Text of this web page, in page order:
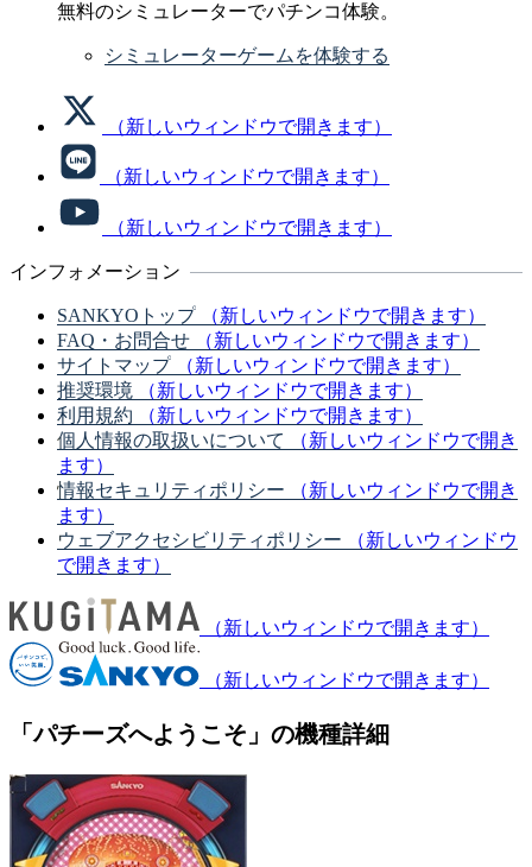
無料のシミュレーターでパチンコ体験。
シミュレーターゲームを体験する
（新しいウィンドウで開きます）
（新しいウィンドウで開きます）
（新しいウィンドウで開きます）
インフォメーション
SANKYOトップ
（新しいウィンドウで開きます）
FAQ・お問合せ
（新しいウィンドウで開きます）
サイトマップ
（新しいウィンドウで開きます）
推奨環境
（新しいウィンドウで開きます）
利用規約
（新しいウィンドウで開きます）
個人情報の取扱いについて
（新しいウィンドウで開き
ます）
情報セキュリティポリシー
（新しいウィンドウで開き
ます）
ウェブアクセシビリティポリシー
（新しいウィンドウ
で開きます）
（新しいウィンドウで開きます）
（新しいウィンドウで開きます）
「パチーズへようこそ」の機種詳細